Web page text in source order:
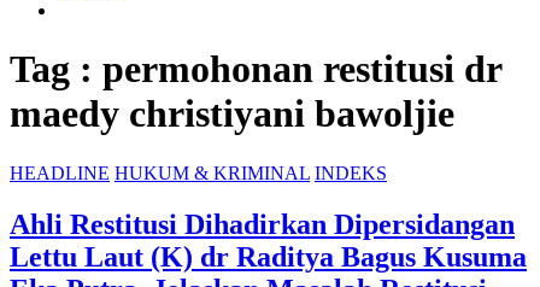
Tag : permohonan restitusi dr
maedy christiyani bawoljie
HEADLINE HUKUM & KRIMINAL INDEKS
Ahli Restitusi Dihadirkan Dipersidangan
Lettu Laut (K) dr Raditya Bagus Kusuma